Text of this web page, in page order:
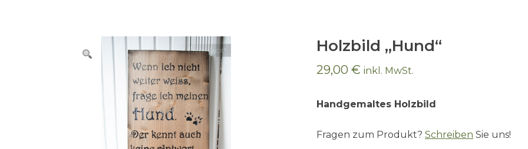
Holzbild „Hund“
29,00 € inkl. MwSt.
Handgemaltes Holzbild
Fragen zum Produkt? Schreiben Sie uns!